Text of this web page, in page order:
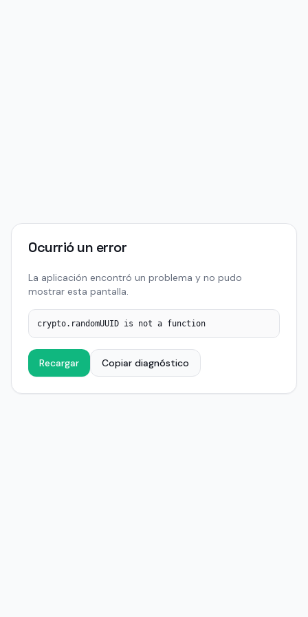
Ocurrió un error
La aplicación encontró un problema y no pudo
mostrar esta pantalla.
crypto.randomUUID is not a function
Recargar Copiar diagnóstico